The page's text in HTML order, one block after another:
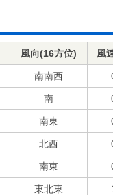
風向(16方位) 風
南南西
南
南東
北西
南東
東北東